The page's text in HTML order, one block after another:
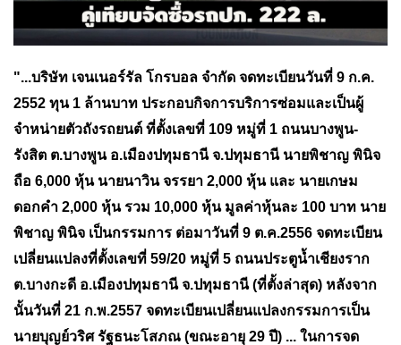
"...บริษัท เจนเนอร์รัล โกรบอล จำกัด จดทะเบียนวันที่ 9 ก.ค.
2552 ทุน 1 ล้านบาท ประกอบกิจการบริการซ่อมและเป็นผู้
จำหน่ายตัวถังรถยนต์ ที่ตั้งเลขที่ 109 หมู่ที่ 1 ถนนบางพูน-
รังสิต ต.บางพูน อ.เมืองปทุมธานี จ.ปทุมธานี นายพิชาญ พินิจ
ถือ 6,000 หุ้น นายนาวิน จรรยา 2,000 หุ้น และ นายเกษม
ดอกคำ 2,000 หุ้น รวม 10,000 หุ้น มูลค่าหุ้นละ 100 บาท นาย
พิชาญ พินิจ เป็นกรรมการ ต่อมาวันที่ 9 ต.ค.2556 จดทะเบียน
เปลี่ยนแปลงที่ตั้งเลขที่ 59/20 หมู่ที่ 5 ถนนประตูน้ำเชียงราก
ต.บางกะดี อ.เมืองปทุมธานี จ.ปทุมธานี (ที่ตั้งล่าสุด) หลังจาก
นั้นวันที่ 21 ก.พ.2557 จดทะเบียนเปลี่ยนแปลงกรรมการเป็น
นายบุญย์วริศ รัฐธนะโสภณ (ขณะอายุ 29 ปี) ... ในการจด